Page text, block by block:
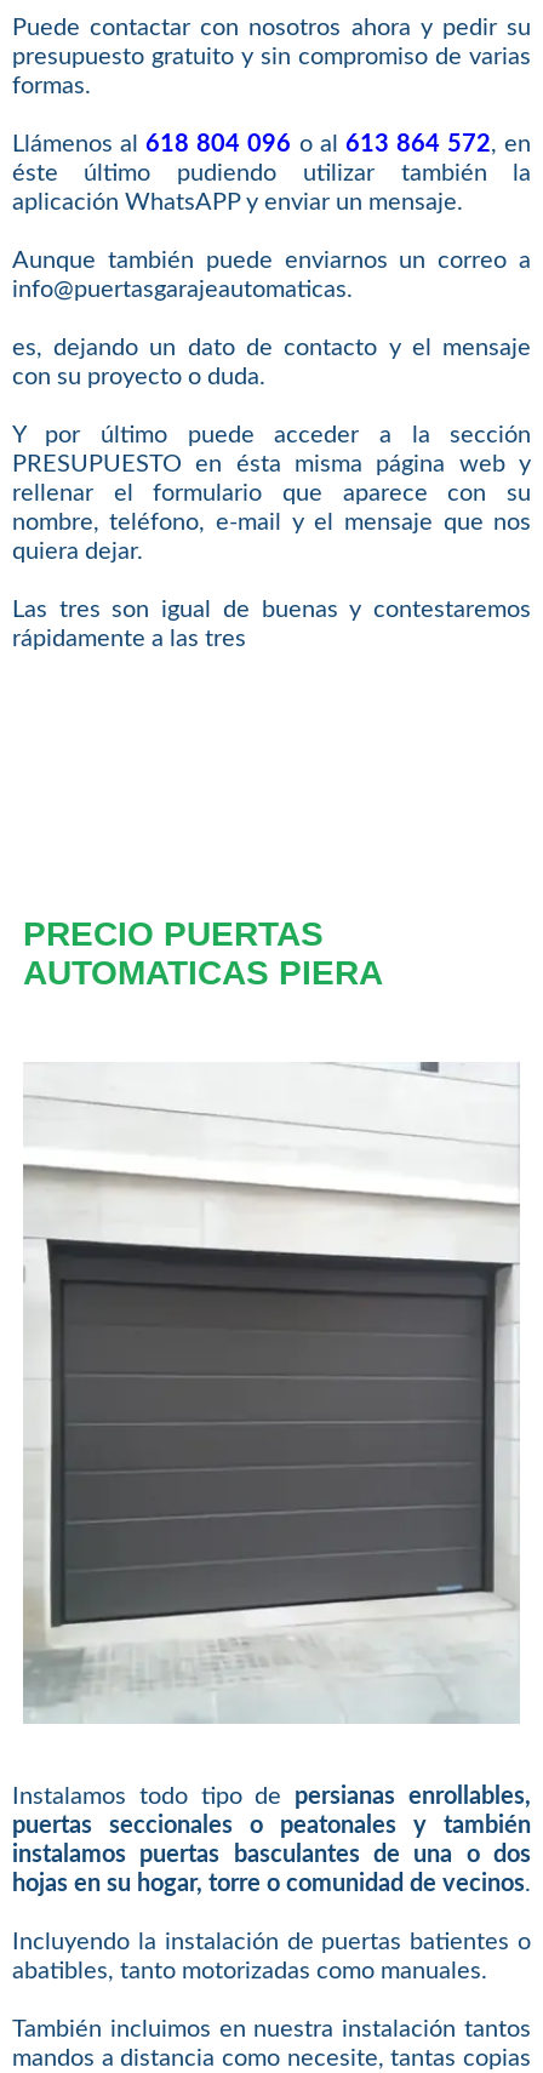
Puede contactar con nosotros ahora y pedir su
presupuesto gratuito y sin compromiso de varias
formas.
Llámenos al618 804 096 o al 613 864 572, en
éste último pudiendo utilizar también la
aplicación WhatsAPP y enviar un mensaje.
Aunque también puede enviarnos un correo a
info@puertasgarajeautomaticas.
es, dejando un dato de contacto y el mensaje
con su proyecto o duda.
Y por último puede acceder a la sección
PRESUPUESTO en ésta misma página web y
rellenar el formulario que aparece con su
nombre, teléfono, e-mail y el mensaje que nos
quiera dejar.
Las tres son igual de buenas y contestaremos
rápidamente a las tres
PRECIO PUERTAS
AUTOMATICAS PIERA
Instalamos todo tipo de persianas enrollables,
puertas seccionales o peatonales y también
instalamos puertas basculantes de una o dos
hojas en su hogar, torre o comunidad de vecinos.
Incluyendo la instalación de puertas batientes o
abatibles, tanto motorizadas como manuales.
También incluimos en nuestra instalación tantos
mandos a distancia como necesite, tantas copias